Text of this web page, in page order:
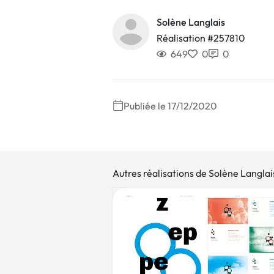
Solène Langlais
Réalisation #257810
649
0 0
Publiée le 17/12/2020
Autres réalisations de Solène